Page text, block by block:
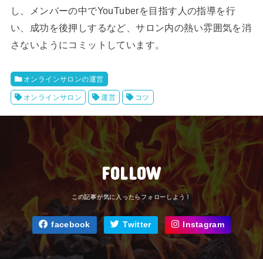
し、メンバーの中でYouTuberを目指す人の指導を行
い、成功を後押しするなど、サロン内の熱い雰囲気を消
さないようにコミットしています。
オンラインサロンの運営
オンラインサロン 運営 コツ
FOLLOW
facebook Twitter Instagram